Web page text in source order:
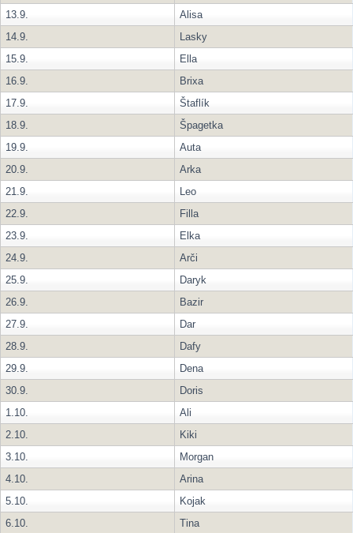
13.9.
Alisa
14.9.
Lasky
15.9.
Ella
16.9.
Brixa
17.9.
Štaflík
18.9.
Špagetka
19.9.
Auta
20.9.
Arka
21.9.
Leo
22.9.
Filla
23.9.
Elka
24.9.
Arči
25.9.
Daryk
26.9.
Bazir
27.9.
Dar
28.9.
Dafy
29.9.
Dena
30.9.
Doris
1.10.
Ali
2.10.
Kiki
3.10.
Morgan
4.10.
Arina
5.10.
Kojak
6.10.
Tina